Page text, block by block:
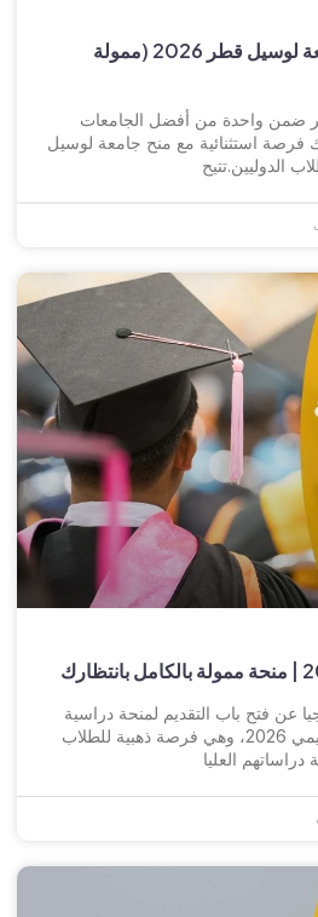
فرصة ذهبية: منحة جامعة لوسيل قطر 2026 (ممولة
ضمن واحدة من أفضل الجامعات
فرصة استثنائية مع منح جامعة لوسيل
عن فتح باب التقديم لمنحة دراسية
ممولة بالكامل للعام الأكاديمي 2026، وهي فرصة ذهبية للطلاب
دراساتهم العليا